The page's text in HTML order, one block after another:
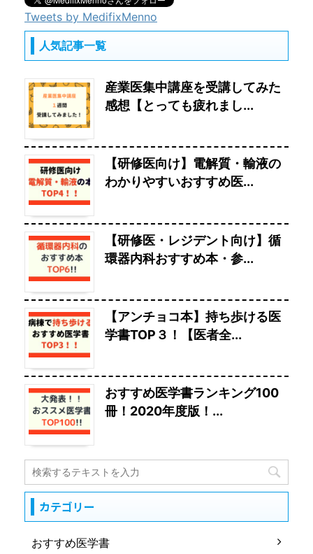
Tweets by MedifixMenno
人気記事一覧
産業医集中講座を受講してみた
感想【とっても疲れまし...
【研修医向け】電解質・輸液の
わかりやすいおすすめ医...
【研修医・レジデント向け】循
環器内科おすすめ本・参...
【アンチョコ本】持ち歩ける医
学書TOP３！【医者全...
おすすめ医学書ランキング100
冊！2020年度版！...
カテゴリー
おすすめ医学書